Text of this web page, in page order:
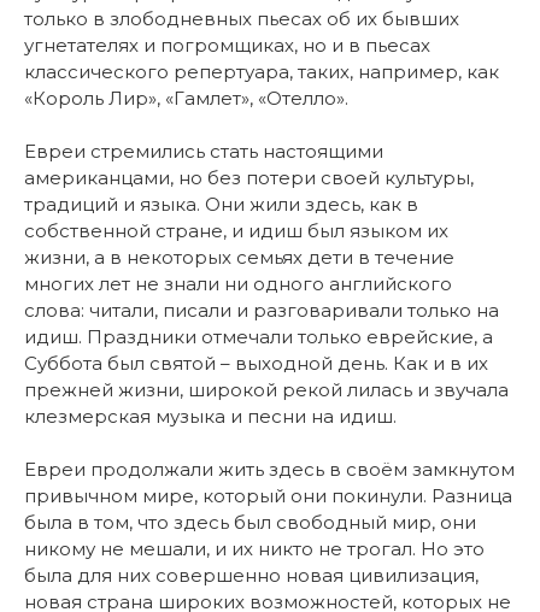
только в злободневных пьесах об их бывших
угнетателях и погромщиках, но и в пьесах
классического репертуара, таких, например, как
«Король Лир», «Гамлет», «Отелло».
Евреи стремились стать настоящими
американцами, но без потери своей культуры,
традиций и языка. Они жили здесь, как в
собственной стране, и идиш был языком их
жизни, а в некоторых семьях дети в течение
многих лет не знали ни одного английского
слова: читали, писали и разговаривали только на
идиш. Праздники отмечали только еврейские, а
Суббота был святой – выходной день. Как и в их
прежней жизни, широкой рекой лилась и звучала
клезмерская музыка и песни на идиш.
Евреи продолжали жить здесь в своём замкнутом
привычном мире, который они покинули. Разница
была в том, что здесь был свободный мир, они
никому не мешали, и их никто не трогал. Но это
была для них совершенно новая цивилизация,
новая страна широких возможностей, которых не